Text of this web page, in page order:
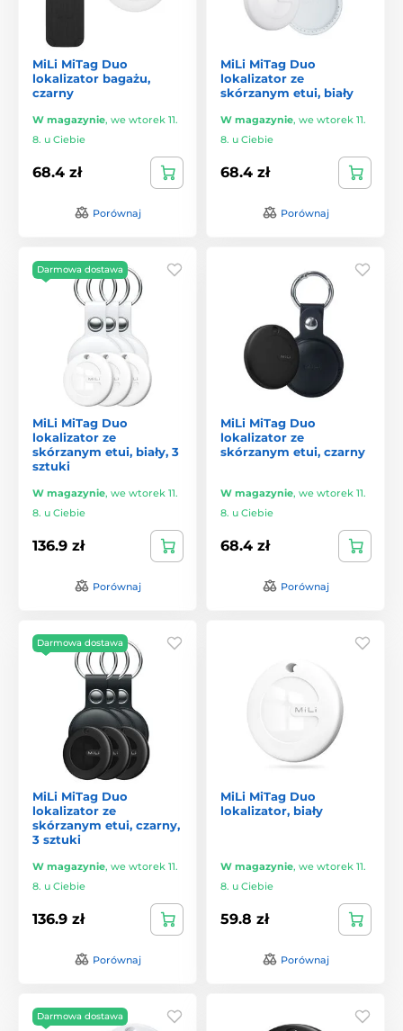
MiLi MiTag Duo
lokalizator bagażu,
czarny
W magazynie, we wtorek 11.
8. u Ciebie
68.4 zł
Porównaj
MiLi MiTag Duo
lokalizator ze
skórzanym etui, biały
W magazynie, we wtorek 11.
8. u Ciebie
68.4 zł
Porównaj
Darmowa dostawa
MiLi MiTag Duo
lokalizator ze
skórzanym etui, biały, 3
sztuki
W magazynie, we wtorek 11.
8. u Ciebie
136.9 zł
Porównaj
MiLi MiTag Duo
lokalizator ze
skórzanym etui, czarny
W magazynie, we wtorek 11.
8. u Ciebie
68.4 zł
Porównaj
Darmowa dostawa
MiLi MiTag Duo
lokalizator ze
skórzanym etui, czarny,
3 sztuki
W magazynie, we wtorek 11.
8. u Ciebie
136.9 zł
Porównaj
MiLi MiTag Duo
lokalizator, biały
W magazynie, we wtorek 11.
8. u Ciebie
59.8 zł
Porównaj
Darmowa dostawa